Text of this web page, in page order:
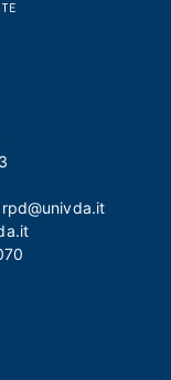
rpd@univda.it